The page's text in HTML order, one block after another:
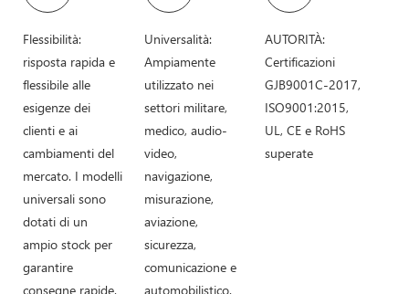
Flessibilità:
risposta rapida e
flessibile alle
esigenze dei
clienti e ai
cambiamenti del
mercato. I modelli
universali sono
dotati di un
ampio stock per
garantire
consegne rapide.
Universalità:
Ampiamente
utilizzato nei
settori militare,
medico, audio-
video,
navigazione,
misurazione,
aviazione,
sicurezza,
comunicazione e
automobilistico.
AUTORITÀ:
Certificazioni
GJB9001C-2017,
ISO9001:2015,
UL, CE e RoHS
superate